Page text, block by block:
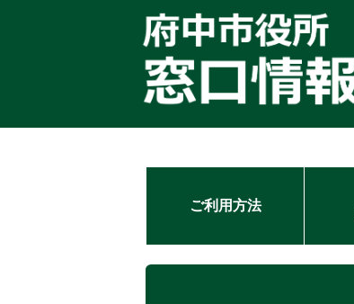
ご利用方法